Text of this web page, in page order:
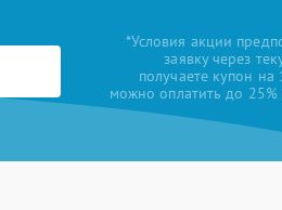
*Условия акции
заявку через
получаете купон
можно оплатить до